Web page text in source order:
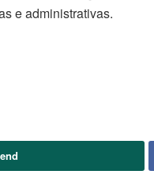
e administrativas.